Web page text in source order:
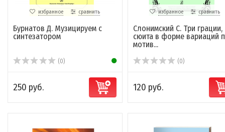
избранное сравнить
Бурнатов Д. Музицируем с
синтезатором
(0)
250 руб.
избранное сравнить
Слонимский С. Три грации,
сюита в форме вариаций
мотив...
(0)
120 руб.